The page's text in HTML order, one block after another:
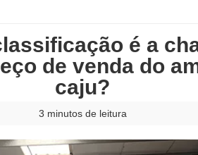
é a
de venda do
caju?
3 minutos de leitura